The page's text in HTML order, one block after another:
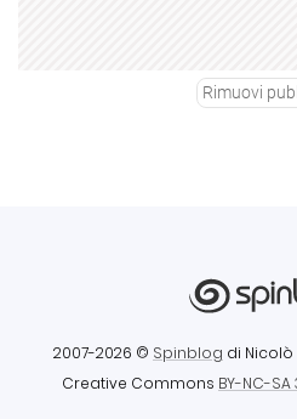
Rimuovi
2007-2026 © Spinblog di
Creative Commons BY-NC-SA